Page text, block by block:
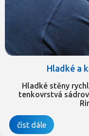
Hladké a
Hladké stěny
tenkovrstvá
číst dále